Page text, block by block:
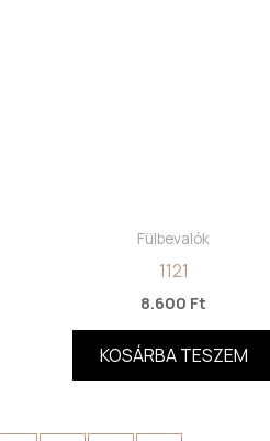
Fülbevalók
1121
8.600 Ft
KOSÁRBA TESZEM